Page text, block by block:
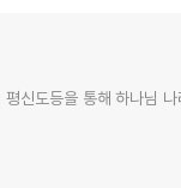
신도등을 통해 하나님 나